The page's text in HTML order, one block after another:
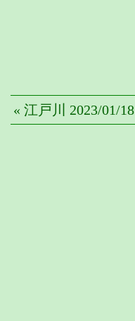
« 江戸川 2023/01/18